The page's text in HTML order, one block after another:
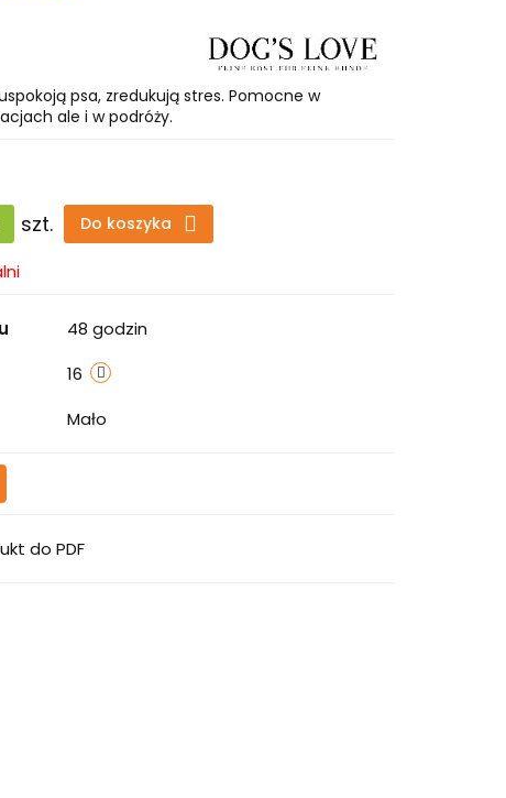
psa, zredukują stres. Pomocne w
ale i w podróży.
szt. Do koszyka
48 godzin
16
Mało
do PDF